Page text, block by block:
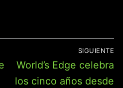
SIGUIENTE
Entrada
siguiente:
World’s Edge celebra
los cinco años desde